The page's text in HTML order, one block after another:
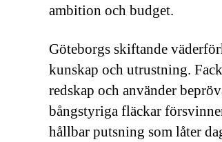
ambition och budget.
Göteborgs skiftande
kunskap och utrustning.
redskap och använder
bångstyriga fläckar
hållbar putsning som låter